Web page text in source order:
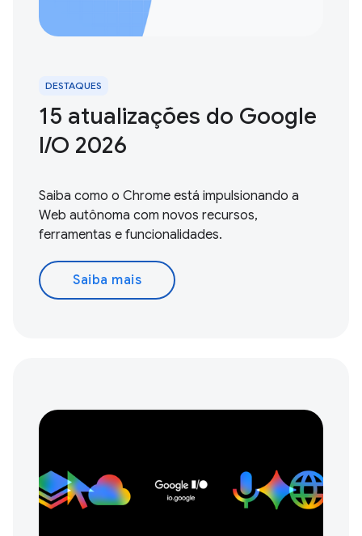
DESTAQUES
15 atualizações do Google
I / O 2026
Saiba como o Chrome está impulsionando a
Web autônoma com novos recursos,
ferramentas e funcionalidades.
Saiba mais